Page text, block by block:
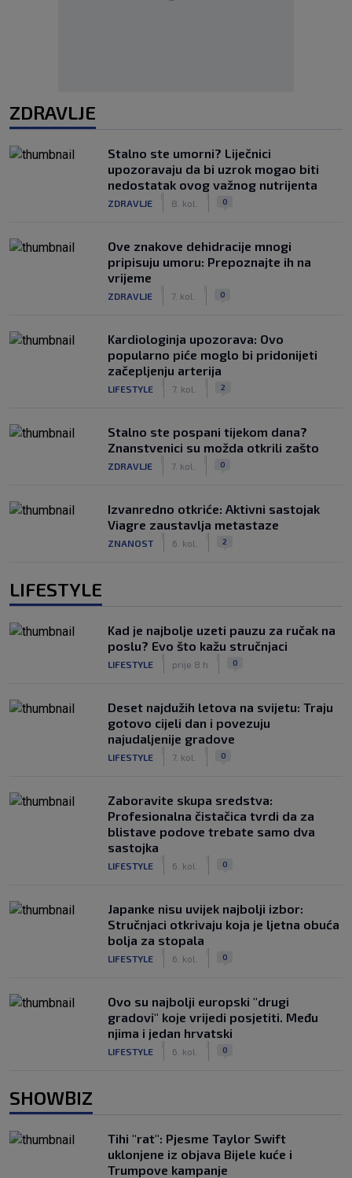
ZDRAVLJE
Stalno ste umorni? Liječnici
upozoravaju da bi uzrok mogao biti
nedostatak ovog važnog nutrijenta
ZDRAVLJE 8. kol. 0
Ove znakove dehidracije mnogi
pripisuju umoru: Prepoznajte ih na
vrijeme
ZDRAVLJE 7. kol. 0
Kardiologinja upozorava: Ovo
popularno piće moglo bi pridonijeti
začepljenju arterija
LIFESTYLE 7. kol. 2
Stalno ste pospani tijekom dana?
Znanstvenici su možda otkrili zašto
ZDRAVLJE 7. kol. 0
Izvanredno otkriće: Aktivni sastojak
Viagre zaustavlja metastaze
ZNANOST 6. kol. 2
LIFESTYLE
Kad je najbolje uzeti pauzu za ručak na
poslu? Evo što kažu stručnjaci
LIFESTYLE prije 8 h 0
Deset najdužih letova na svijetu: Traju
gotovo cijeli dan i povezuju
najudaljenije gradove
LIFESTYLE 7. kol. 0
Zaboravite skupa sredstva:
Profesionalna čistačica tvrdi da za
blistave podove trebate samo dva
sastojka
LIFESTYLE 6. kol. 0
Japanke nisu uvijek najbolji izbor:
Stručnjaci otkrivaju koja je ljetna obuća
bolja za stopala
LIFESTYLE 6. kol. 0
Ovo su najbolji europski "drugi
gradovi" koje vrijedi posjetiti. Među
njima i jedan hrvatski
LIFESTYLE 6. kol. 0
SHOWBIZ
Tihi "rat": Pjesme Taylor Swift
uklonjene iz objava Bijele kuće i
Trumpove kampanje